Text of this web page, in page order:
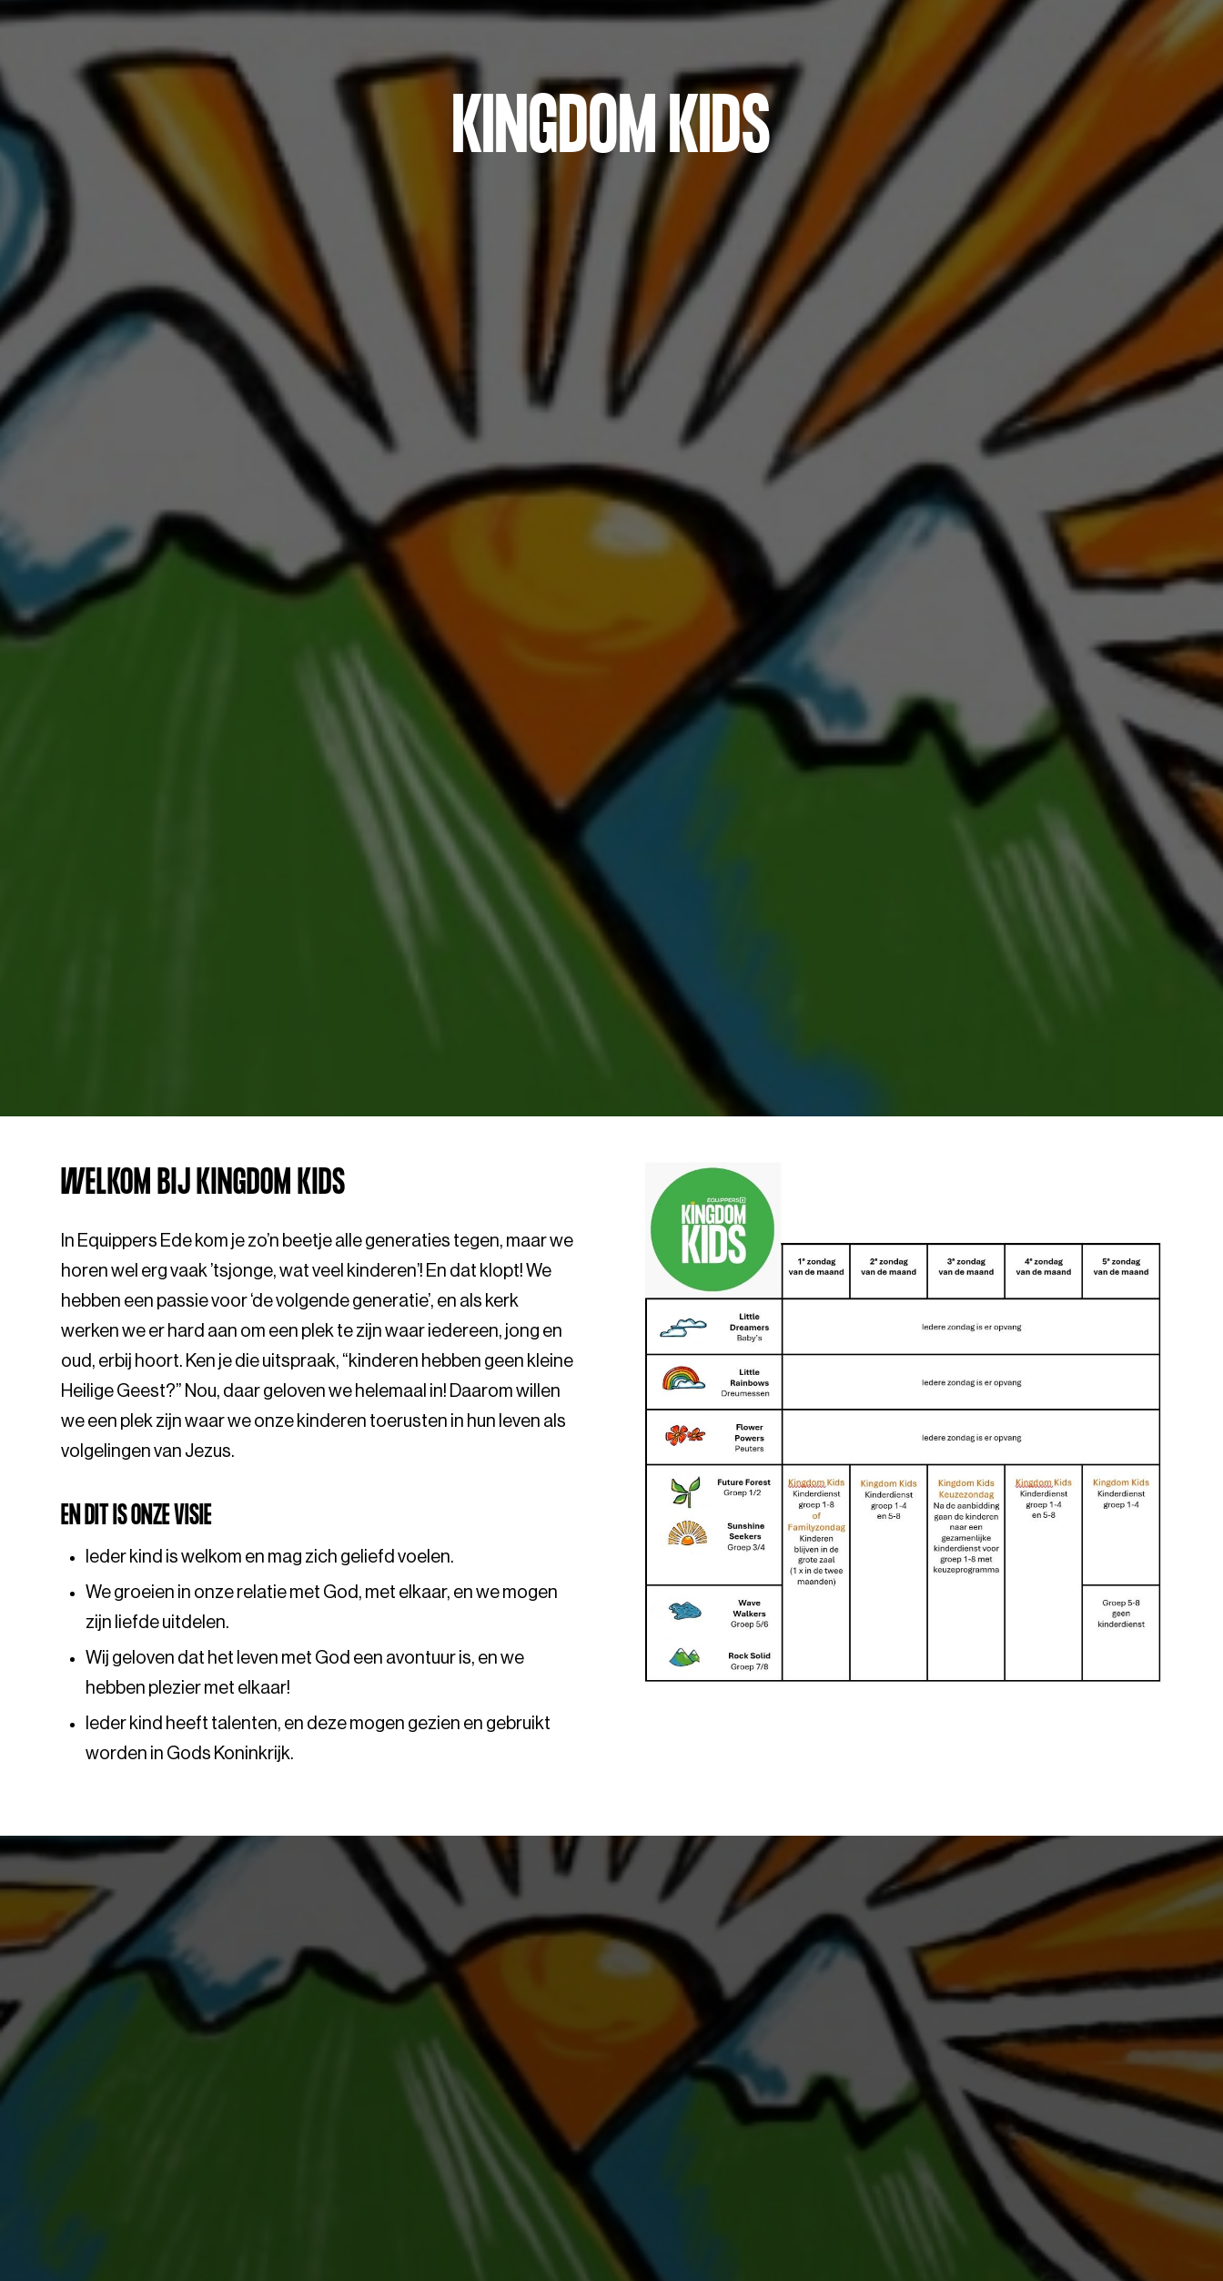
KINGDOM KIDS
WELKOM BIJ KINGDOM KIDS
In Equippers Ede kom je zo’n beetje alle generaties tegen, maar we
horen wel erg vaak ’tsjonge, wat veel kinderen’! En dat klopt! We
hebben een passie voor ‘de volgende generatie’, en als kerk
werken we er hard aan om een plek te zijn waar iedereen, jong en
oud, erbij hoort. Ken je die uitspraak, “kinderen hebben geen kleine
Heilige Geest?” Nou, daar geloven we helemaal in! Daarom willen
we een plek zijn waar we onze kinderen toerusten in hun leven als
volgelingen van Jezus.
EN DIT IS ONZE VISIE
Ieder kind is welkom en mag zich geliefd voelen.
We groeien in onze relatie met God, met elkaar, en we mogen
zijn liefde uitdelen.
Wij geloven dat het leven met God een avontuur is, en we
hebben plezier met elkaar!
Ieder kind heeft talenten, en deze mogen gezien en gebruikt
worden in Gods Koninkrijk.